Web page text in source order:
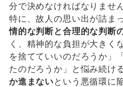
分で決めなければなりません
特に、故人の思い出が詰ま
情的な判断と合理的な判断
く、精神的な負担が大きく
を捨てていいのだろうか」
たのだろうか」と悩み続け
か進まない という悪循環に